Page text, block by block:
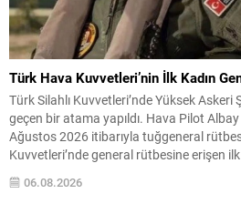
Türk Hava Kuvvetleri’nin İlk Kadın
Türk Silahlı Kuvvetleri’nde Yüksek
geçen bir atama yapıldı. Hava Pilot
Ağustos 2026 itibarıyla tuğgeneral
Kuvvetleri’nde general rütbesine erişen
kadınların askeri komuta
açısından önemli bir işaret niteliği taşıyor.
06.08.2026